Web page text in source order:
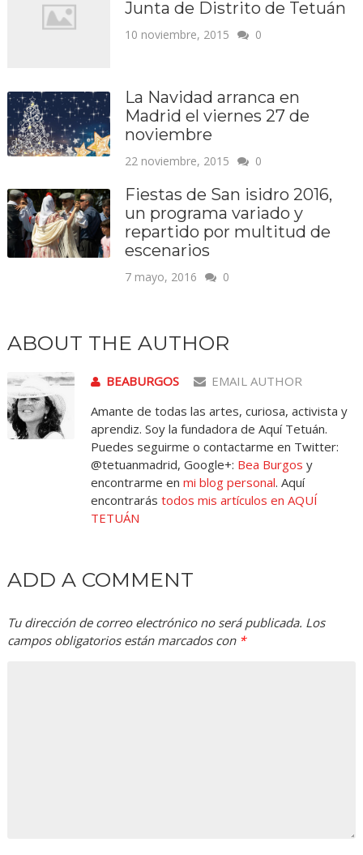
Junta de Distrito de Tetuán
10 noviembre, 2015 0
La Navidad arranca en
Madrid el viernes 27 de
noviembre
22 noviembre, 2015 0
Fiestas de San isidro 2016,
un programa variado y
repartido por multitud de
escenarios
7 mayo, 2016 0
ABOUT THE AUTHOR
BEABURGOS
EMAIL AUTHOR
Amante de todas las artes, curiosa, activista y
aprendiz. Soy la fundadora de Aquí Tetuán.
Puedes seguirme o contactarme en Twitter:
@tetuanmadrid, Google+: Bea Burgos y
encontrarme en mi blog personal. Aquí
encontrarás todos mis artículos en AQUÍ
TETUÁN
ADD A COMMENT
Tu dirección de correo electrónico no será publicada. Los
campos obligatorios están marcados con *